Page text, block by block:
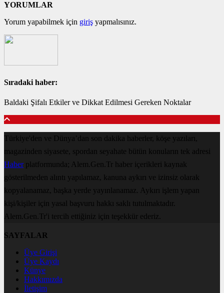
YORUMLAR
Yorum yapabilmek için giriş yapmalısınız.
Sıradaki haber:
Baldaki Şifalı Etkiler ve Dikkat Edilmesi Gereken Noktalar
Türkiye'den ve Dünya’dan son dakika haberler, köşe yazıları,
magazinden siyasete, spordan seyahate bütün konuların tek adresi
Haberplatformunda; Alem.Gen.Tr haber içerikleri kaynak
gösterilmeden alıntı yapılamaz, kanuna aykırı ve izinsiz olarak
kopyalanamaz, başka yerde yayınlanamaz. Aykırı işlem yapan
kişi/kişiler için yasal başvuru hakkı saklı tutulmaktadır.
Alem.Gen.Tr'i tercih ettiğiniz için teşekkür ederiz.
SAYFALAR
Üye Girişi
Üye Kaydı
Künye
Hakkımızda
İletişim